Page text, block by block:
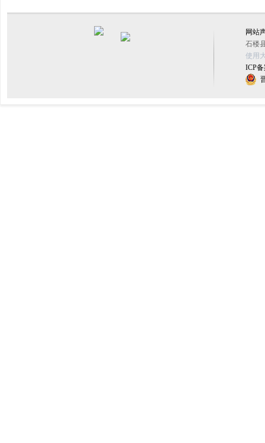
网站
石楼
使用
ICP